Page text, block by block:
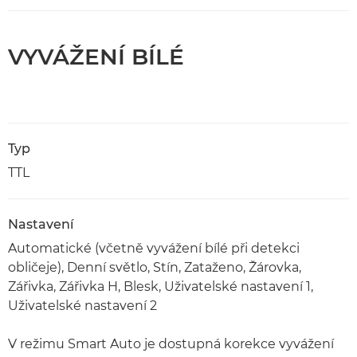
VYVÁŽENÍ BÍLÉ
Typ
TTL
Nastavení
Automatické (včetně vyvážení bílé při detekci
obličeje), Denní světlo, Stín, Zataženo, Žárovka,
Zářivka, Zářivka H, Blesk, Uživatelské nastavení 1,
Uživatelské nastavení 2
V režimu Smart Auto je dostupná korekce vyvážení